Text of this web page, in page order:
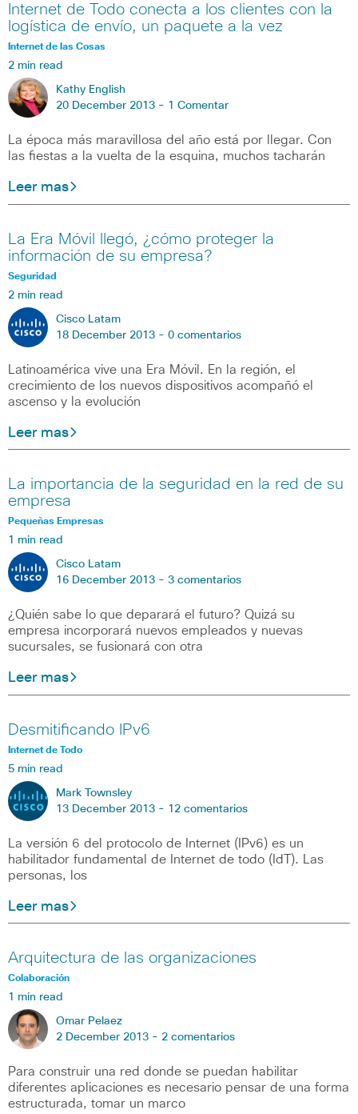
Internet de Todo conecta a los clientes con la
logística de envío, un paquete a la vez
Internet de las Cosas
2 min read
Kathy English
20 December 2013 - 1 Comentar
La época más maravillosa del año está por llegar. Con
las fiestas a la vuelta de la esquina, muchos tacharán
Leer mas
La Era Móvil llegó, ¿cómo proteger la
información de su empresa?
Seguridad
2 min read
Cisco Latam
18 December 2013 - 0 comentarios
Latinoamérica vive una Era Móvil. En la región, el
crecimiento de los nuevos dispositivos acompañó el
ascenso y la evolución
Leer mas
La importancia de la seguridad en la red de su
empresa
Pequeñas Empresas
1 min read
Cisco Latam
16 December 2013 - 3 comentarios
¿Quién sabe lo que deparará el futuro? Quizá su
empresa incorporará nuevos empleados y nuevas
sucursales, se fusionará con otra
Leer mas
Desmitificando IPv6
Internet de Todo
5 min read
Mark Townsley
13 December 2013 - 12 comentarios
La versión 6 del protocolo de Internet (IPv6) es un
habilitador fundamental de Internet de todo (IdT). Las
personas, los
Leer mas
Arquitectura de las organizaciones
Colaboración
1 min read
Omar Pelaez
2 December 2013 - 2 comentarios
Para construir una red donde se puedan habilitar
diferentes aplicaciones es necesario pensar de una forma
estructurada, tomar un marco